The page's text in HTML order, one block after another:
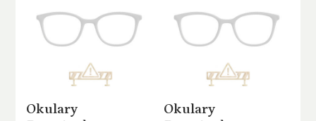
Okulary
Okulary